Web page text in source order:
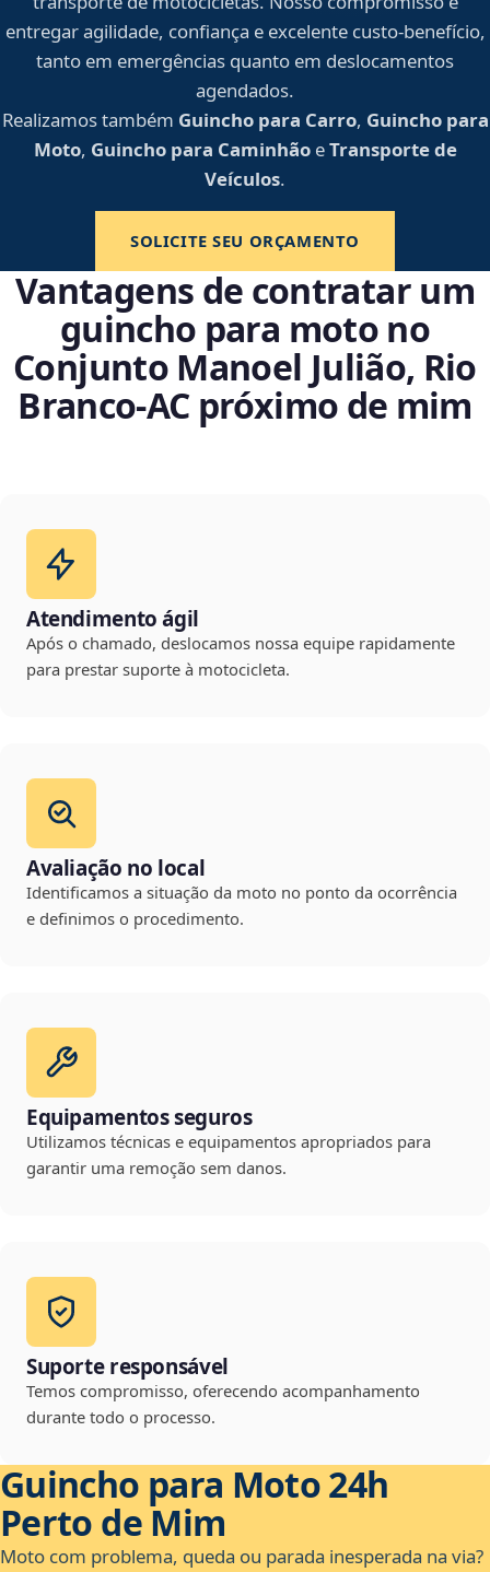
entregar agilidade, confiança e excelente custo-benefício,
tanto em emergências quanto em deslocamentos
agendados.
Realizamos também Guincho para Carro, Guincho para
Moto, Guincho para CaminhãoeTransporte de
Veículos.
SOLICITE SEU ORÇAMENTO
Vantagens de contratar um
guincho para moto no
Conjunto Manoel Julião, Rio
Branco‑AC próximo de mim
Atendimento ágil
Após o chamado, deslocamos nossa equipe rapidamente
para prestar suporte à motocicleta.
Avaliação no local
Identificamos a situação da moto no ponto da ocorrência
e definimos o procedimento.
Equipamentos seguros
Utilizamos técnicas e equipamentos apropriados para
garantir uma remoção sem danos.
Suporte responsável
Temos compromisso, oferecendo acompanhamento
durante todo o processo.
Guincho para Moto 24h
Perto de Mim
Moto com problema, queda ou parada inesperada na via?